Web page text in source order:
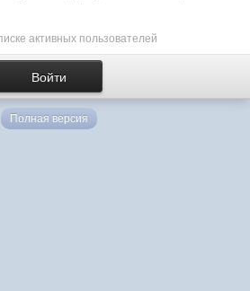
активных пользователей
Полная версия